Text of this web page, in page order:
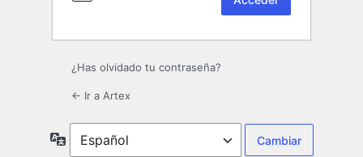
¿Has olvidado tu contraseña?
← Ir a Artex
Idioma